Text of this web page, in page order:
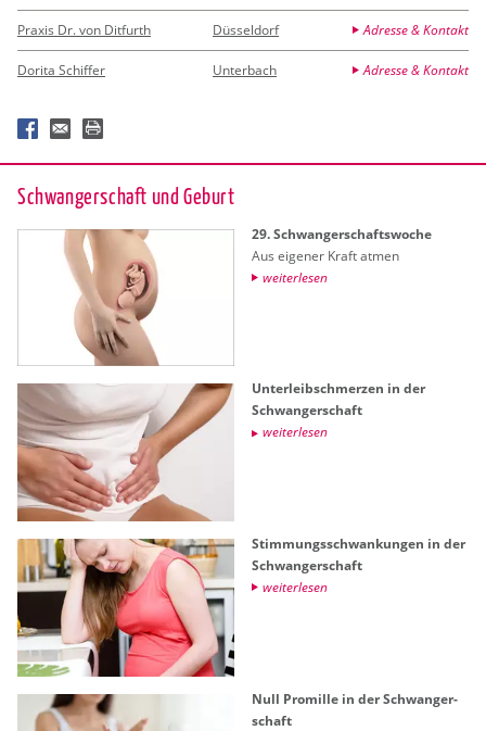
Praxis Dr. von Ditfurth Düsseldorf Adresse & Kontakt
Dorita Schiffer Unterbach Adresse & Kontakt
Schwan­ger­schaft und Ge­burt
29. Schwan­ger­schafts­wo­che
Aus ei­ge­ner Kraft atmen
wei­ter­le­sen
Un­ter­leib­schmer­zen in der
Schwan­ger­schaft
wei­ter­le­sen
Stim­mungs­schwan­kun­gen in der
Schwan­ger­schaft
wei­ter­le­sen
Null Pro­mil­le in der Schwan­ger­
schaft